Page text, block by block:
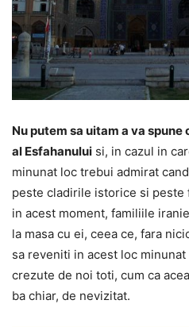
Nu putem sa uitam a va
al Esfahanului si, in cazul in
minunat loc trebui admirat
peste cladirile istorice si peste
in acest moment, familiile
la masa cu ei, ceea ce, fara
sa reveniti in acest loc
crezute de noi toti, cum ca
ba chiar, de nevizitat.